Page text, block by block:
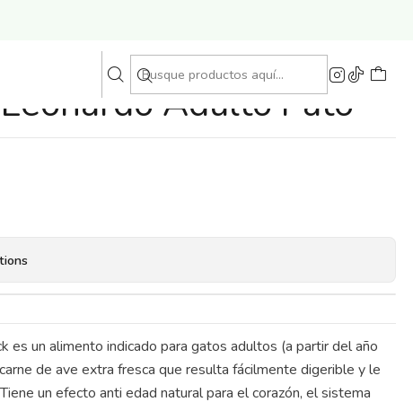
Adulto Pato
un alimento indicado para gatos adultos (a partir del año
de ave extra fresca que resulta fácilmente digerible y le
un efecto anti edad natural para el corazón, el sistema